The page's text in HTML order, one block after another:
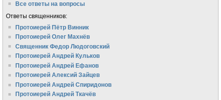
Все ответы на вопросы
Ответы священников:
Протоиерей Пётр Винник
Протоиерей Олег Махнёв
Священник Федор Людоговский
Протоиерей Андрей Кульков
Протоиерей Андрей Ефанов
Протоиерей Алексий Зайцев
Протоиерей Андрей Спиридонов
Протоиерей Андрей Ткачёв